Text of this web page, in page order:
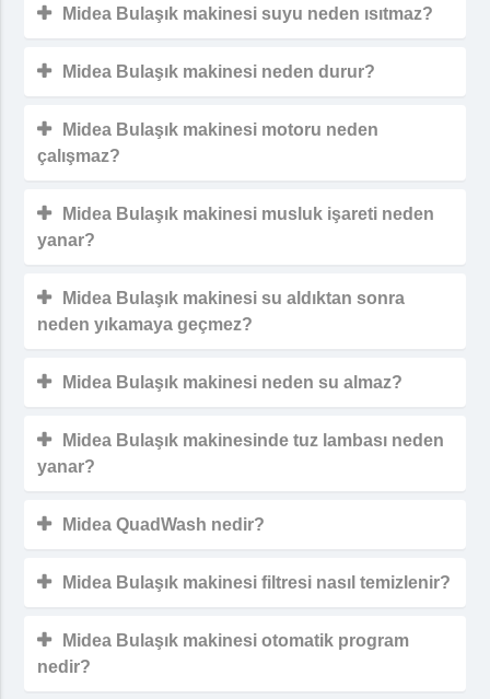
Midea Bulaşık makinesi suyu neden ısıtmaz?
Midea Bulaşık makinesi neden durur?
Midea Bulaşık makinesi motoru neden
çalışmaz?
Midea Bulaşık makinesi musluk işareti neden
yanar?
Midea Bulaşık makinesi su aldıktan sonra
neden yıkamaya geçmez?
Midea Bulaşık makinesi neden su almaz?
Midea Bulaşık makinesinde tuz lambası neden
yanar?
Midea QuadWash nedir?
Midea Bulaşık makinesi filtresi nasıl temizlenir?
Midea Bulaşık makinesi otomatik program
nedir?